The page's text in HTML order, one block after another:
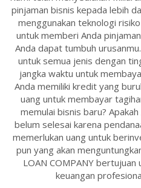
pinjaman bisnis kepada lebih
menggunakan teknologi
untuk memberi Anda
Anda dapat tumbuh
untuk semua jenis dengan
jangka waktu untuk
Anda memiliki kredit yang
uang untuk membayar
memulai bisnis baru?
belum selesai karena
memerlukan uang untuk
pun yang akan
LOAN COMPANY
keuangan